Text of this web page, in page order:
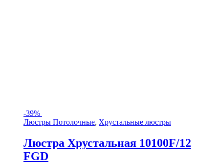
-39%
Люстры Потолочные, Хрустальные люстры
Люстра Хрустальная 10100F/12
FGD